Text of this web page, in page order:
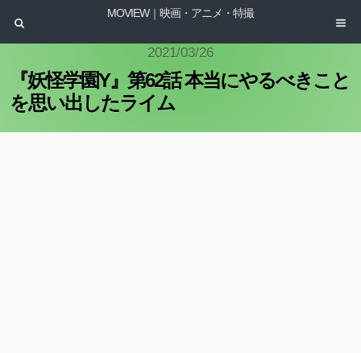
MOVIEW｜映画・アニメ・特撮
2021/03/26
『妖怪学園Y』第62話 本当にやるべきこと
を思い出したライム